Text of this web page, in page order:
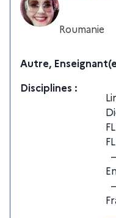
Roumanie
Autre,
Disciplines :